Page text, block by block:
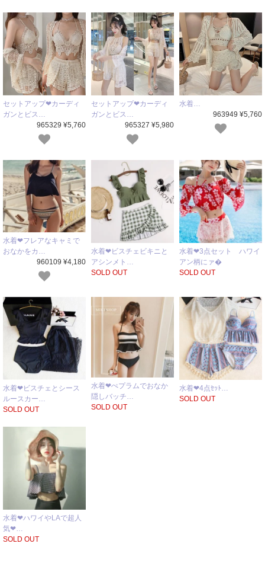
セットアップ❤カーディ
ガンとビス…
965329 ¥5,760
セットアップ❤カーディ
ガンとビス…
965327 ¥5,980
水着…
963949 ¥5,760
水着❤フレアなキャミで
おなかをカ…
960109 ¥4,180
水着❤ビスチェビキニと
アシンメト…
SOLD OUT
水着❤3点セット ハワイ
アン柄にァ�
SOLD OUT
水着❤ビスチェとシース
ルースカー…
SOLD OUT
水着❤ぺプラムでおなか
隠しバッチ…
SOLD OUT
水着❤4点ｾｯﾄ…
SOLD OUT
水着❤ハワイやLAで超人
気❤…
SOLD OUT